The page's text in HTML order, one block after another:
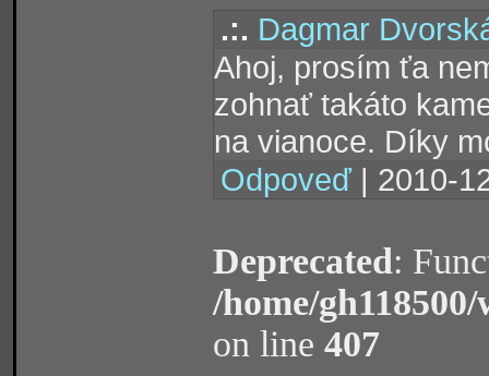
.:. Dagmar
Ahoj, prosím ťa
zohnať takáto
na vianoce. Díky
Odpoveď | 2010-
Deprecated:
/home/
on line 407